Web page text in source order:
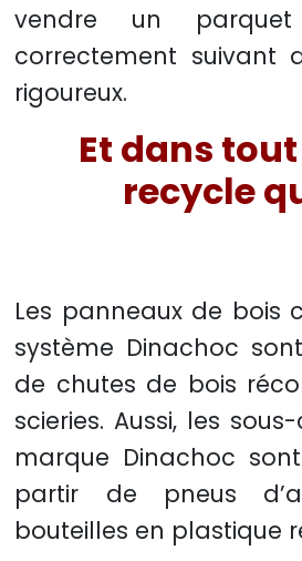
vendre un
correctement suivant
rigoureux.
Et dans
recycle
Les panneaux de bois
système Dinachoc
de chutes de bois
scieries. Aussi, les
marque Dinachoc
partir de pneus
bouteilles en plastique